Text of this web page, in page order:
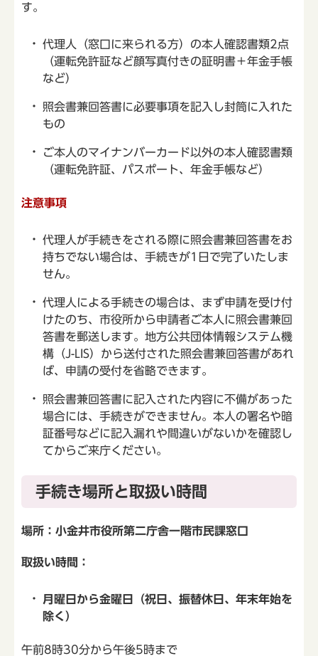
す。
代理人（窓口に来られる方）の本人確認書類2点
（運転免許証など顔写真付きの証明書＋年金手帳
など）
照会書兼回答書に必要事項を記入し封筒に入れた
もの
ご本人のマイナンバーカード以外の本人確認書類
（運転免許証、パスポート、年金手帳など）
注意事項
代理人が手続きをされる際に照会書兼回答書をお
持ちでない場合は、手続きが1日で完了いたしま
せん。
代理人による手続きの場合は、まず申請を受け付
けたのち、市役所から申請者ご本人に照会書兼回
答書を郵送します。地方公共団体情報システム機
構（J-LIS）から送付された照会書兼回答書があれ
ば、申請の受付を省略できます。
照会書兼回答書に記入された内容に不備があった
場合には、手続きができません。本人の署名や暗
証番号などに記入漏れや間違いがないかを確認し
てからご来庁ください。
手続き場所と取扱い時間
場所：小金井市役所第二庁舎一階市民課窓口
取扱い時間：
月曜日から金曜日（祝日、振替休日、年末年始を
除く）
午前8時30分から午後5時まで